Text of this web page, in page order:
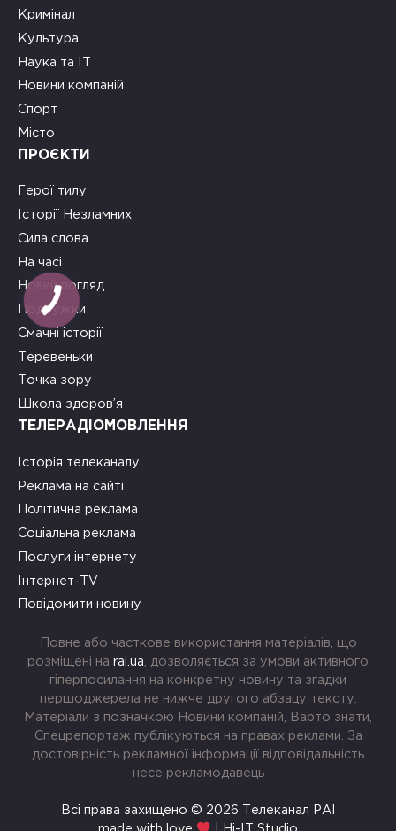
Кримінал
Культура
Наука та ІТ
Новини компаній
Спорт
Місто
ПРОЄКТИ
Герої тилу
Історії Незламних
Сила слова
На часі
Новий погляд
Подружки
Смачні історії
Теревеньки
Точка зору
Школа здоров’я
ТЕЛЕРАДІОМОВЛЕННЯ
Історія телеканалу
Реклама на сайті
Політична реклама
Соціальна реклама
Послуги інтернету
Інтернет-TV
Повідомити новину
Повне або часткове використання матеріалів, що
розміщені на rai.ua , дозволяється за умови активного
гіперпосилання на конкретну новину та згадки
першоджерела не нижче другого абзацу тексту.
Матеріали з позначкою Новини компаній, Варто знати,
Спецрепортаж публікуються на правах реклами. За
достовірність рекламної інформації відповідальність
несе рекламодавець
Всі права захищено © 2026 Телеканал РАІ